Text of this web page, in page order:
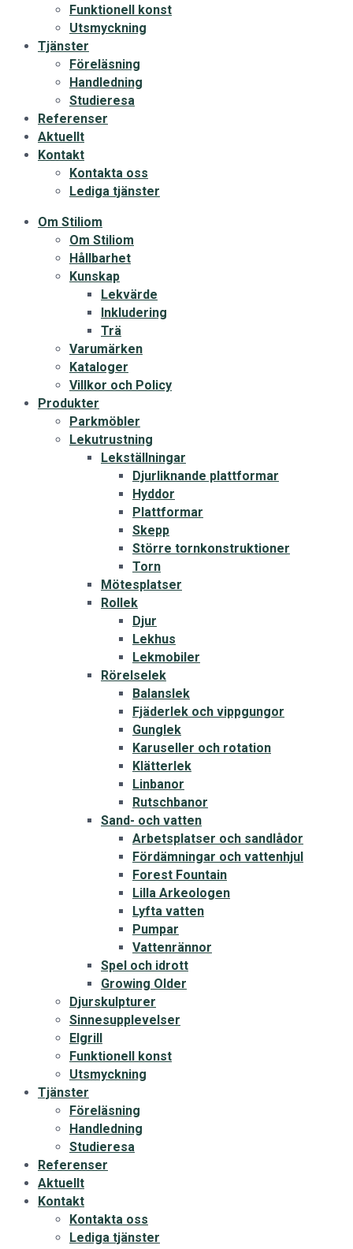
Funktionell konst
Utsmyckning
Tjänster
Föreläsning
Handledning
Studieresa
Referenser
Aktuellt
Kontakt
Kontakta oss
Lediga tjänster
Om Stiliom
Om Stiliom
Hållbarhet
Kunskap
Lekvärde
Inkludering
Trä
Varumärken
Kataloger
Villkor och Policy
Produkter
Parkmöbler
Lekutrustning
Lekställningar
Djurliknande plattformar
Hyddor
Plattformar
Skepp
Större tornkonstruktioner
Torn
Mötesplatser
Rollek
Djur
Lekhus
Lekmobiler
Rörelselek
Balanslek
Fjäderlek och vippgungor
Gunglek
Karuseller och rotation
Klätterlek
Linbanor
Rutschbanor
Sand- och vatten
Arbetsplatser och sandlådor
Fördämningar och vattenhjul
Forest Fountain
Lilla Arkeologen
Lyfta vatten
Pumpar
Vattenrännor
Spel och idrott
Growing Older
Djurskulpturer
Sinnesupplevelser
Elgrill
Funktionell konst
Utsmyckning
Tjänster
Föreläsning
Handledning
Studieresa
Referenser
Aktuellt
Kontakt
Kontakta oss
Lediga tjänster